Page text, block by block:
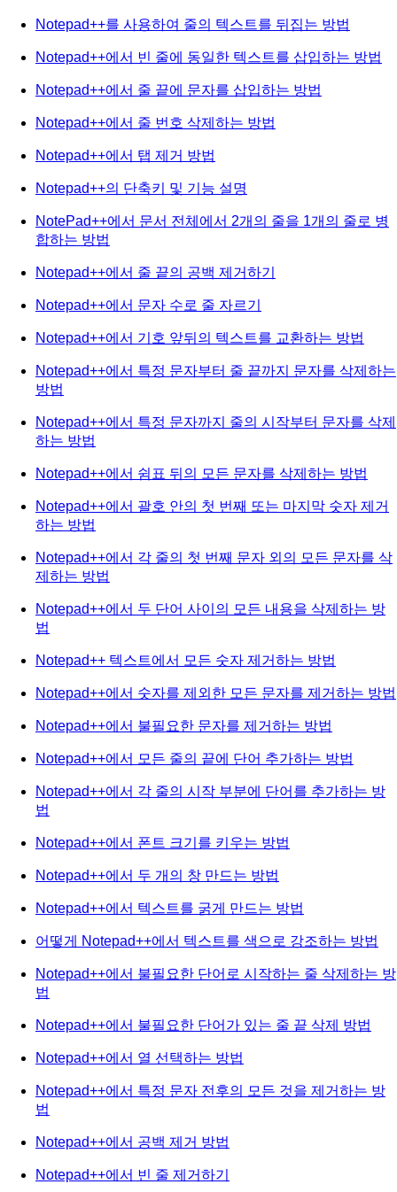
Notepad++를 사용하여 줄의 텍스트를 뒤집는 방법
Notepad++에서 빈 줄에 동일한 텍스트를 삽입하는 방법
Notepad++에서 줄 끝에 문자를 삽입하는 방법
Notepad++에서 줄 번호 삭제하는 방법
Notepad++에서 탭 제거 방법
Notepad++의 단축키 및 기능 설명
NotePad++에서 문서 전체에서 2개의 줄을 1개의 줄로 병
합하는 방법
Notepad++에서 줄 끝의 공백 제거하기
Notepad++에서 문자 수로 줄 자르기
Notepad++에서 기호 앞뒤의 텍스트를 교환하는 방법
Notepad++에서 특정 문자부터 줄 끝까지 문자를 삭제하는
방법
Notepad++에서 특정 문자까지 줄의 시작부터 문자를 삭제
하는 방법
Notepad++에서 쉼표 뒤의 모든 문자를 삭제하는 방법
Notepad++에서 괄호 안의 첫 번째 또는 마지막 숫자 제거
하는 방법
Notepad++에서 각 줄의 첫 번째 문자 외의 모든 문자를 삭
제하는 방법
Notepad++에서 두 단어 사이의 모든 내용을 삭제하는 방
법
Notepad++ 텍스트에서 모든 숫자 제거하는 방법
Notepad++에서 숫자를 제외한 모든 문자를 제거하는 방법
Notepad++에서 불필요한 문자를 제거하는 방법
Notepad++에서 모든 줄의 끝에 단어 추가하는 방법
Notepad++에서 각 줄의 시작 부분에 단어를 추가하는 방
법
Notepad++에서 폰트 크기를 키우는 방법
Notepad++에서 두 개의 창 만드는 방법
Notepad++에서 텍스트를 굵게 만드는 방법
어떻게 Notepad++에서 텍스트를 색으로 강조하는 방법
Notepad++에서 불필요한 단어로 시작하는 줄 삭제하는 방
법
Notepad++에서 불필요한 단어가 있는 줄 끝 삭제 방법
Notepad++에서 열 선택하는 방법
Notepad++에서 특정 문자 전후의 모든 것을 제거하는 방
법
Notepad++에서 공백 제거 방법
Notepad++에서 빈 줄 제거하기